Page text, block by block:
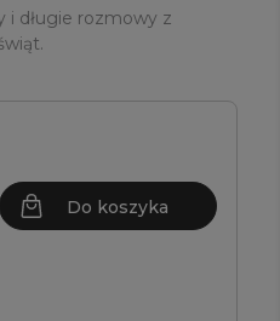
i długie rozmowy z
Do koszyka